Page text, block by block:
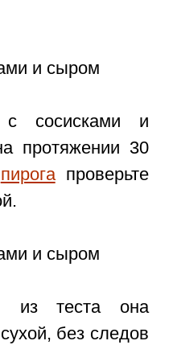
с сосисками и
протяжении 30
пирогапроверьте
из теста она
без следов